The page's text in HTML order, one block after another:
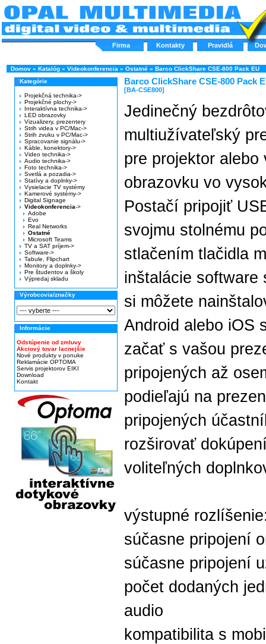
Firma Kontakty Pravidlá
Domov » Katalóg » Videokonferencia » Ostatné » Barco ClickShare CSE-800 Pack EU
Kategórie
Projekčná technika->
Projekčné plochy->
Interaktívna technika->
LED obrazovky
Vizualizery, prezentery
Strih videa v PC/Mac->
Strih zvuku v PC/Mac->
Spracovanie signálu->
Káble, konektory->
Video technika->
Audio technika->
Foto technika->
Svetlá a pozadia->
Statívy a doplnky->
Vysielacie TV systémy
Kamerové systémy->
Digital Signage
Videokonferencia->
Adobe
Evo
Real Networks
Ostatné
Microsoft Teams
TV a SAT príjem->
Software->
Tabule, Flipchart
Monitory a doplnky->
Pre študentov a školy
Výpredaj skladu
Výrobcovia/značky
Informácie
Odstúpenie od zmluvy
Akciový tovar lacnejšie
Nové produkty v ponuke
Reklamácie OPTOMA
Servis projektorov EIKI
Download
Kontakt
Barco ClickShare CSE-800 Pack
[BA-CSE800]
Jedinečný
multiužívateľský
pre projektor alebo
obrazovku vo
Postačí pripojiť
svojmu stolnému
stlačením tlačidla
inštalácie software
si môžete
Android alebo iOS
začať s vašou
pripojených až
podieľajú na
pripojených
rozširovať
voliteľných
výstupné
súčasne pripojení
súčasne pripojení
počet dodaných
audio
kompatibilita s